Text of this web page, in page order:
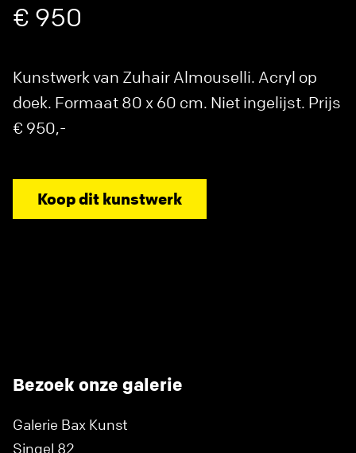
€ 950
Kunstwerk van Zuhair Almouselli. Acryl op
doek. Formaat 80 x 60 cm. Niet ingelijst. Prijs
€ 950,-
Koop dit kunstwerk
Bezoek onze galerie
Galerie Bax Kunst
Singel 82